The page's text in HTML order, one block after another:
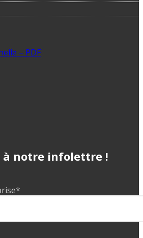
– PDF
à notre infolettre !
*